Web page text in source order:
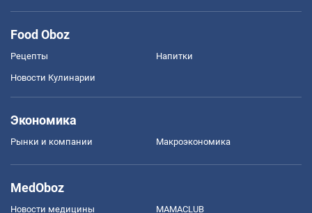
Food Oboz
Рецепты Напитки
Новости Кулинарии
Экономика
Рынки и компании Mакроэкономика
MedOboz
Новости медицины MAMACLUB